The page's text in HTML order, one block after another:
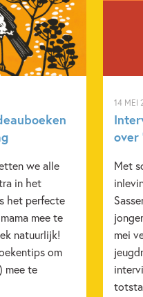
we alle
in het
het perfecte
mee te
natuurlijk!
om
mee te
14 MEI
over
Met
mei